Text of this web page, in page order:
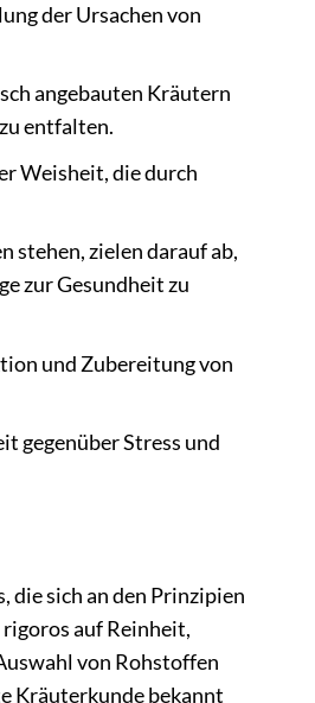
der Ursachen von
angebauten Kräutern
entfalten.
Weisheit, die durch
stehen, zielen darauf ab,
zur Gesundheit zu
und Zubereitung von
gegenüber Stress und
sich an den Prinzipien
auf Reinheit,
von Rohstoffen
Kräuterkunde bekannt